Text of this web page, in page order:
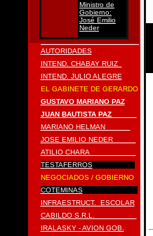
Ministro de
Gobierno:
José Emilio
Neder
AUTORIDADES
INTEND. CHABAY RUIZ
INTEND. JULIO ALEGRE
EL GABINETE DE GERARDO
GUSTAVO MARIANO PAZ
JUAN BAUTISTA PAZ
MARIANO HELMAN
JOSE EMILIO NEDER
ATILIO CHARA
TESTAFERROS
NEGOCIADOS / GOBIERNO
COTEMINAS
INFRAESTRUCT. ESCOLAR
CABILDO S.R.L.
IRALASKY - AVION GOB.